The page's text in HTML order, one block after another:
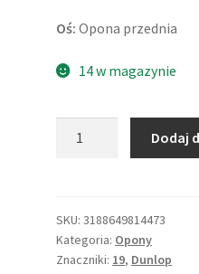
Oś: Opona przednia
14 w magazynie
-
19
52H
Dodaj
SKU:3188649814473
Kategoria: Opony
Znaczniki: 19, Dunlop